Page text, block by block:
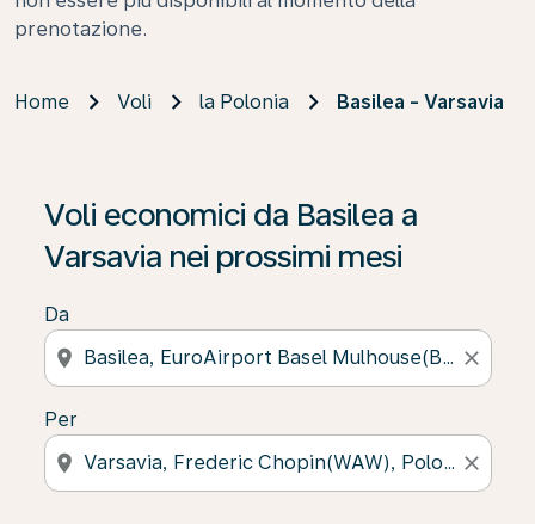
prenotazione.
Home Voli la Polonia Basilea - Varsavia
Voli economici da Basilea a
Varsavia nei prossimi mesi
Da
location_on close
Per
location_on close